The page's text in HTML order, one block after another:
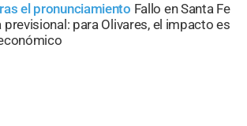
el pronunciamiento Fallo en Santa Fe
para Olivares, el impacto es